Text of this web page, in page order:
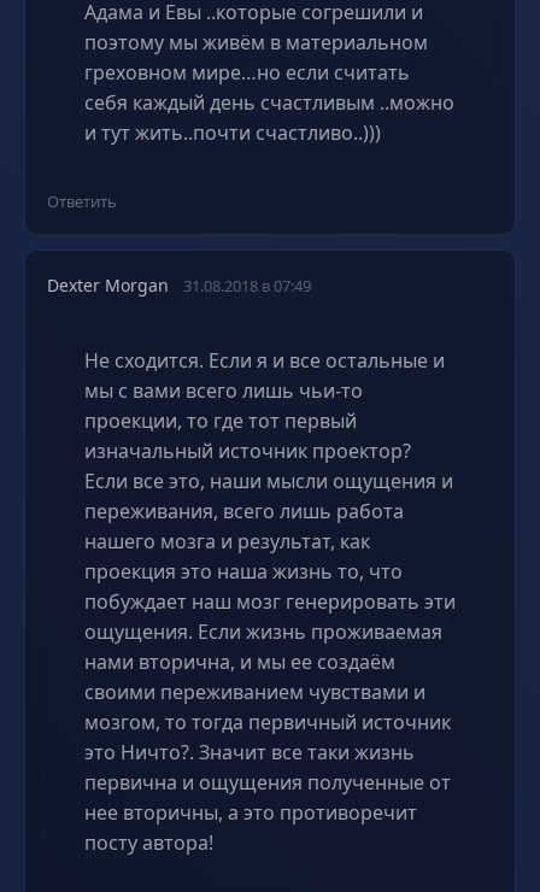
Адама и Евы ..которые согрешили и
поэтому мы живём в материальном
греховном мире…но если считать
себя каждый день счастливым ..можно
и тут жить..почти счастливо..)))
Ответить
Dexter Morgan 31.08.2018 в 07:49
Не сходится. Если я и все остальные и
мы с вами всего лишь чьи-то
проекции, то где тот первый
изначальный источник проектор?
Если все это, наши мысли ощущения и
переживания, всего лишь работа
нашего мозга и результат, как
проекция это наша жизнь то, что
побуждает наш мозг генерировать эти
ощущения. Если жизнь проживаемая
нами вторична, и мы ее создаём
своими переживанием чувствами и
мозгом, то тогда первичный источник
это Ничто?. Значит все таки жизнь
первична и ощущения полученные от
нее вторичны, а это противоречит
посту автора!